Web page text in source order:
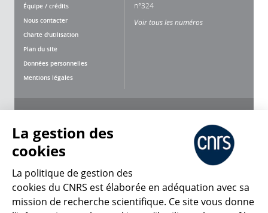
Équipe / crédits
Nous contacter
Charte d'utilisation
Plan du site
Données personnelles
Mentions légales
n°324
Voir tous les numéros
CNRS Le Mag
La gestion des
cookies
La politique de gestion des
cookies du CNRS est élaborée en adéquation avec sa
mission de recherche scientifique. Ce site vous donne